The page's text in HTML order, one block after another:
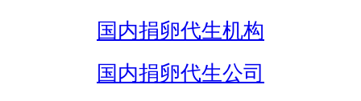
国内捐卵代生机构
国内捐卵代生公司